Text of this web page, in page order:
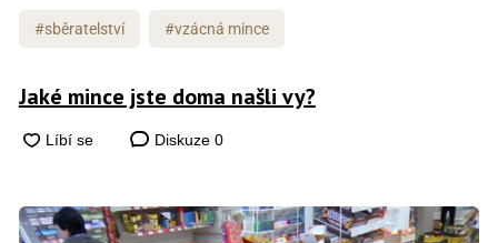
#sběratelství #vzácná mince
Jaké mince jste doma našli vy?
Diskuze 0